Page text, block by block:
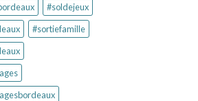
#soldejeux
#sortiefamille